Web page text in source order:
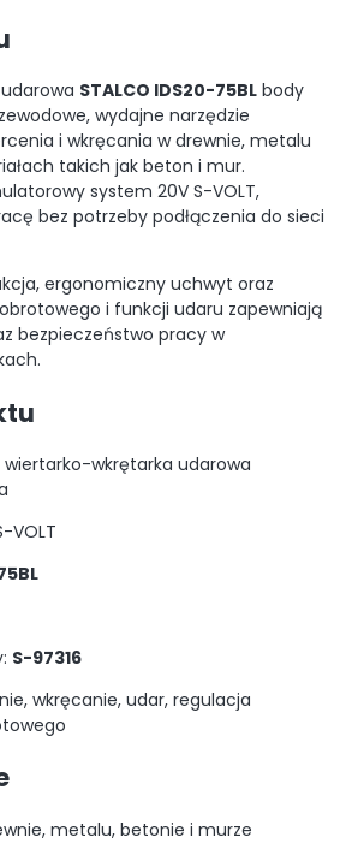
STALCO IDS20-75BL body
wydajne narzędzie
i wkręcania w drewnie, metalu
takich jak beton i mur.
system 20V S-VOLT,
bez potrzeby podłączenia do sieci
ergonomiczny uchwyt oraz
i funkcji udaru zapewniają
bezpieczeństwo pracy w
wiertarko-wkrętarka udarowa
VOLT
S-97316
wkręcanie, udar, regulacja
metalu, betonie i murze